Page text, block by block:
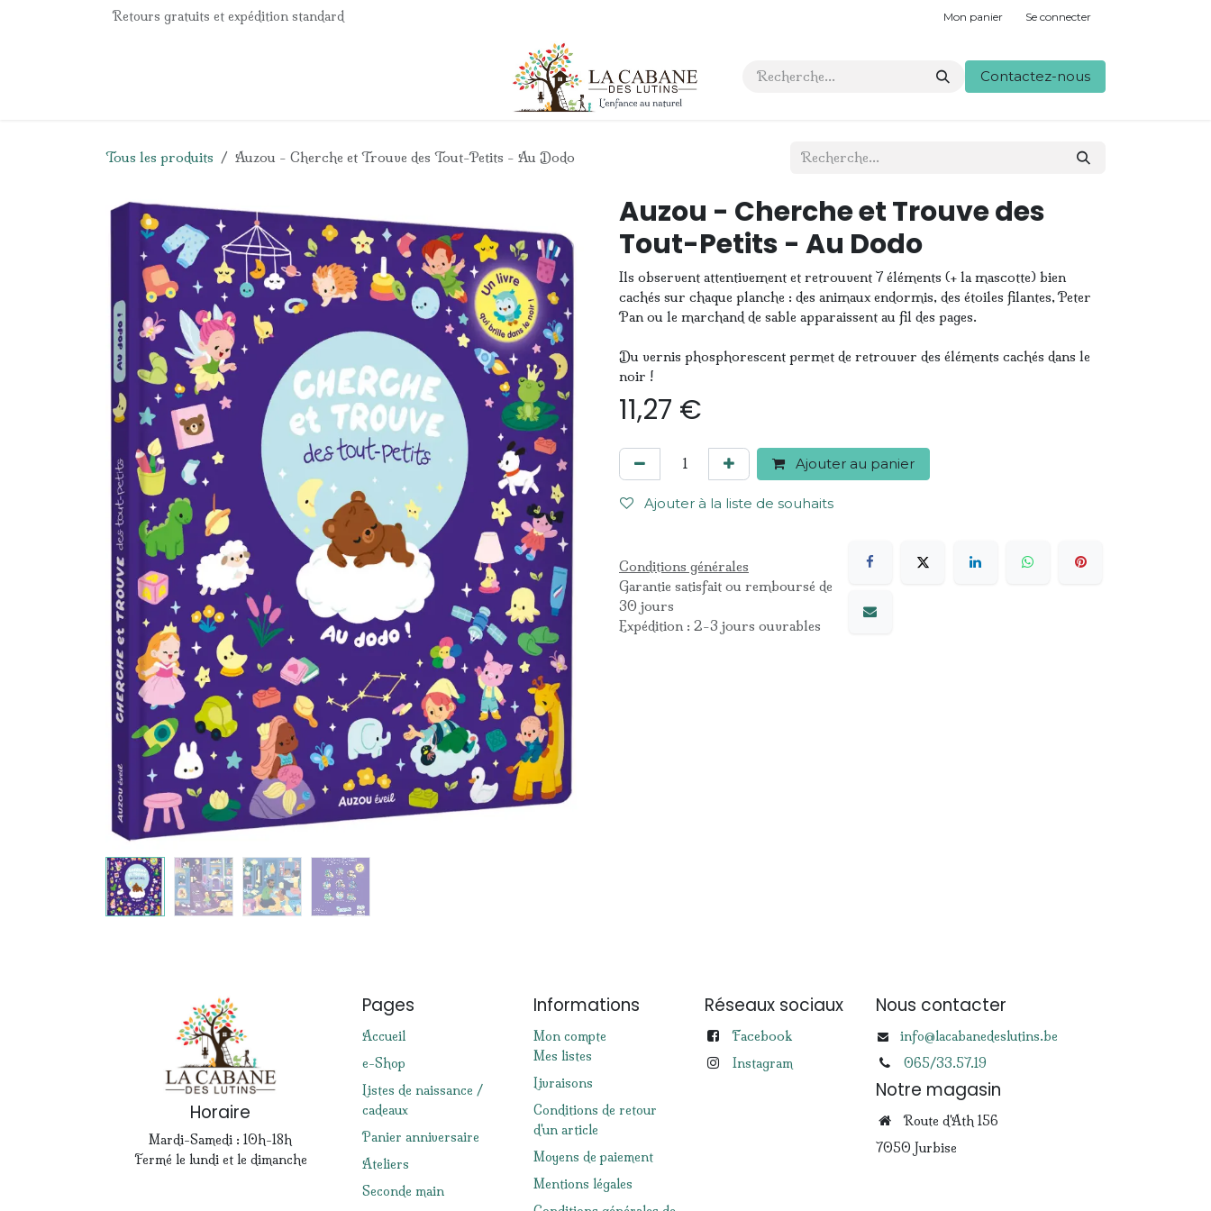
Se rendre au contenuRetours gratuits et expédition standard Mon panier Se connecter
Contact Contactez-nous
Tous les produits Auzou - Cherche et Trouve des Tout-Petits - Au Dodo
Auzou - Cherche et Trouve des
Tout-Petits - Au Dodo
Ils observent attentivement et retrouvent 7 éléments (+ la mascotte) bien
cachés sur chaque planche : des animaux endormis, des étoiles filantes, Peter
Pan ou le marchand de sable apparaissent au fil des pages.
Du vernis phosphorescent permet de retrouver des éléments cachés dans le
noir !
11,27 €
Ajouter au panier
Ajouter à la liste de souhaits
Conditions générales
Garantie satisfait ou remboursé de
30 jours
Expédition : 2-3 jours ouvrables
Horaire
Mardi-Samedi : 10h-18h
Fermé le lundi et le dimanche
Pages
Accueil
e-Shop
Listes de naissance /
cadeaux
Panier anniversaire
Ateliers
Seconde main
Informations
Mon compte
Mes listes
Livraisons
Conditions de retour
d'un article
Moyens de paiement
Mentions légales
Réseaux sociaux
Facebook
Instagram
Nous contacter
info@lacabanedeslutins.be
065/33.57.19
Notre magasin
Route d'Ath 156
7050 Jurbise